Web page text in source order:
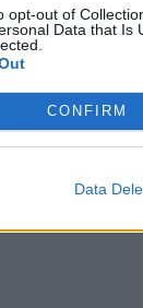
opt-out of
Data that Is
CONFIRM
Data
Πολιτισμού.
τόσο παλιά,
1967.